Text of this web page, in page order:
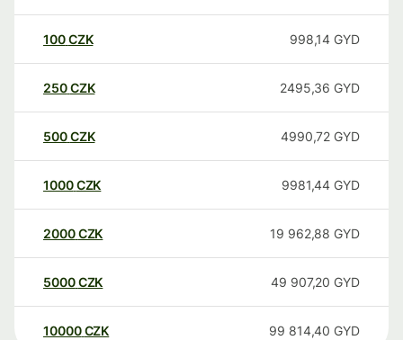
100CZK 998,14 GYD
250CZK 2495,36 GYD
500CZK 4990,72 GYD
1000CZK 9981,44 GYD
2000CZK 19 962,88 GYD
5000CZK 49 907,20 GYD
10000 CZK 99 814,40 GYD